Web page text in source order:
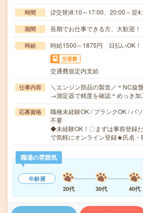
時間 (2交替)8:10～17:00、20:00～翌
期間 長期でお仕事できる方、大歓迎！
時給 時給1500～1875円 日払いOK！
交通費
交通費規定内支給
仕事内容
＼エンジン部品の製造／＊NC旋
→測定器で精度を確認＊めっき
応募資格
職種未経験OK / ブランクOK / パ
不要
◆未経験OK！〇まずは事前登録
で気軽にオンライン登録★氏名
職場の雰囲気
年齢層
20代
30代 40代